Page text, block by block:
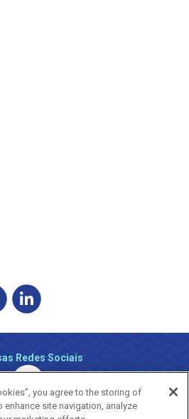
Redes Sociais
you agree to the storing of
site navigation, analyze